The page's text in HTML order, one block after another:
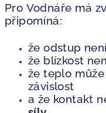
Pro Vodnáře má
připomíná:
že odstup
že blízkost
že teplo
závislost
a že kontakt